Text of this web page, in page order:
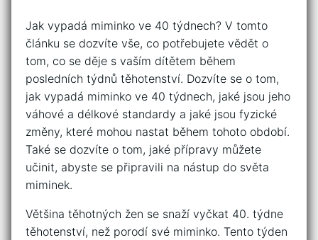
Jak vypadá miminko ve 40 týdnech? V tomto
článku se dozvíte vše, co potřebujete vědět o
tom, co se děje s vaším dítětem během
posledních týdnů těhotenství. Dozvíte se o tom,
jak vypadá miminko ve 40 týdnech, jaké jsou jeho
váhové a délkové standardy a jaké jsou fyzické
změny, které mohou nastat během tohoto období.
Také se dozvíte o tom, jaké přípravy můžete
učinit, abyste se připravili na nástup do světa
miminek.
Většina těhotných žen se snaží vyčkat 40. týdne
těhotenství, než porodí své miminko. Tento týden